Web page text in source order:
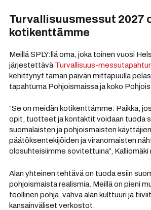
Turvallisuusmessut 2027
kotikenttämme
Meillä SPLY:llä oma, joka toinen vuosi
järjestettävä Turvallisuus-
kehittynyt tämän päivän mittapuulla
tapahtuma Pohjoismaissa ja koko
“Se on meidän kotikenttämme. Paikka,
opit, tuotteet ja kontaktit voidaan tuoda
suomalaisten ja pohjoismaisten
päätöksentekijöiden ja viranomaisten
olosuhteisiimme sovitettuina”,
Alan yhteinen tehtävä on tuoda esiin
pohjoismaista realismia. Meillä on pieni
teollinen pohja, vahva alan kulttuuri ja
kansainväliset verkostot.